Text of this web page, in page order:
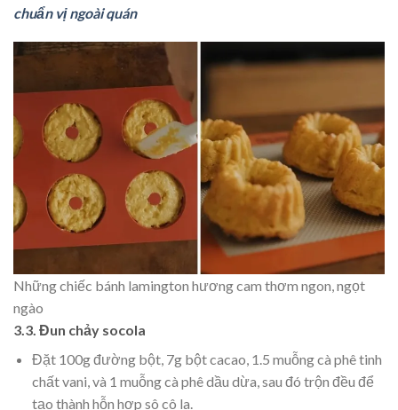
chuẩn vị ngoài quán
Những chiếc bánh lamington hương cam thơm ngon, ngọt
ngào
3.3. Đun chảy socola
Đặt 100g đường bột, 7g bột cacao, 1.5 muỗng cà phê tinh
chất vani, và 1 muỗng cà phê dầu dừa, sau đó trộn đều để
tạo thành hỗn hợp sô cô la.